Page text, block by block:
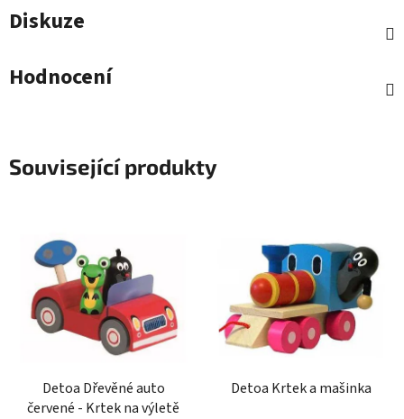
Diskuze
Hodnocení
Související produkty
Detoa Dřevěné auto
červené - Krtek na výletě
Detoa Krtek a mašinka